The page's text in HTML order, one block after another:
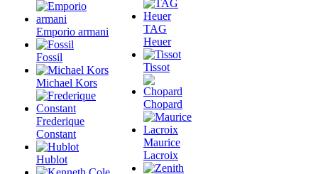
Emporio armani
Fossil
Michael Kors
Frederique
Constant
Hublot
TAG
Heuer
Tissot
Chopard
Maurice
Lacroix